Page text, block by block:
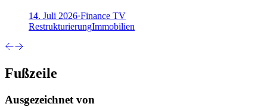
14. Juli 2026·Finance TV
RestrukturierungImmobilien
Fußzeile
Ausgezeichnet von